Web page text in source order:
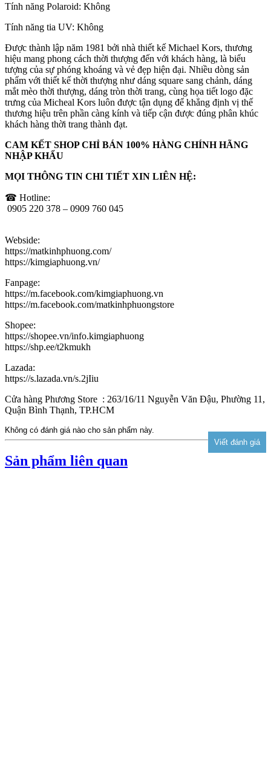
Tính năng Polaroid: Không
Tính năng tia UV: Không
Được thành lập năm 1981 bởi nhà thiết kế Michael Kors, thương
hiệu mang phong cách thời thượng đến với khách hàng, là biểu
tượng của sự phóng khoáng và vẻ đẹp hiện đại. Nhiều dòng sản
phẩm với thiết kế thời thượng như dáng square sang chảnh, dáng
mắt mèo thời thượng, dáng tròn thời trang, cùng họa tiết logo đặc
trưng của Micheal Kors luôn được tận dụng để khẳng định vị thế
thương hiệu trên phần càng kính và tiếp cận được đúng phân khúc
khách hàng thời trang thành đạt.
CAM KẾT SHOP CHỈ BÁN 100% HÀNG CHÍNH HÃNG
NHẬP KHẨU
MỌI THÔNG TIN CHI TIẾT XIN LIÊN HỆ:
☎ Hotline:
0905 220 378 – 0909 760 045
Webside:
https://matkinhphuong.com/
https://kimgiaphuong.vn/
Fanpage:
https://m.facebook.com/kimgiaphuong.vn
https://m.facebook.com/matkinhphuongstore
Shopee:
https://shopee.vn/info.kimgiaphuong
https://shp.ee/t2kmukh
Lazada:
https://s.lazada.vn/s.2jIiu
Cửa hàng Phương Store : 263/16/11 Nguyễn Văn Đậu, Phường 11,
Quận Bình Thạnh, TP.HCM
Không có đánh giá nào cho sản phẩm này.
Sản phẩm liên quan